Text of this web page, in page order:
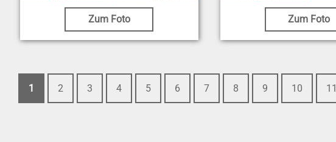
Zum Foto Zum Foto
1 2 3 4 5 6 7 8 9 10 11